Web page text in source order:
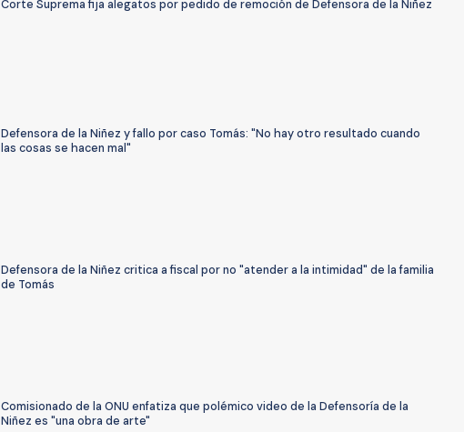
Corte Suprema fija alegatos por pedido de remoción de Defensora de la Niñez
Defensora de la Niñez y fallo por caso Tomás: "No hay otro resultado cuando
las cosas se hacen mal"
Defensora de la Niñez critica a fiscal por no "atender a la intimidad" de la familia
de Tomás
Comisionado de la ONU enfatiza que polémico video de la Defensoría de la
Niñez es "una obra de arte"